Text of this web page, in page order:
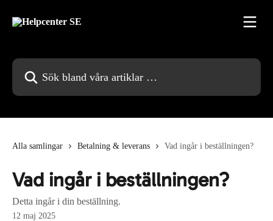
Sök bland våra artiklar …
Alla samlingar Betalning & leverans Vad ingår i beställningen?
Vad ingår i beställningen?
Detta ingår i din beställning.
12 maj 2025